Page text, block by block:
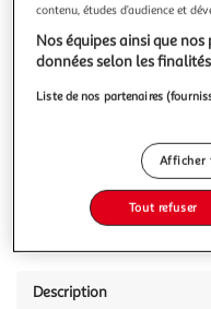
Livr. ou retrait dès
A partir de 2,99€
Plus d'options
Vendu par Boulanger
dont 0,05€ d'éco-part.
Description
contenu, études d’audience et
Nos équipes ainsi que
données selon les
Liste de nos partenaires
Afficher
Tout refuser